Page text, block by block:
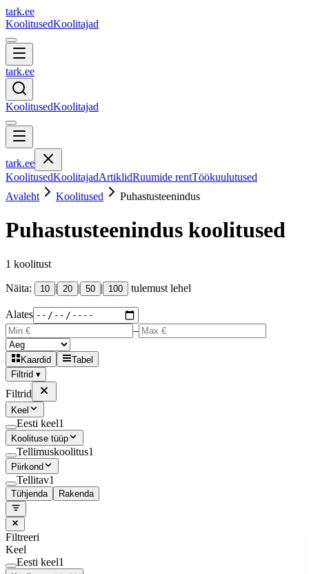
tark.ee
KoolitusedKoolitajad
tark.ee
KoolitusedKoolitajad
tark.ee
KoolitusedKoolitajadArtiklidRuumide rentTöökuulutused
Avaleht
Koolitused Puhastusteenindus
Puhastusteenindus koolitused
1 koolitust
Näita: 10 | 20 | 50 | 100 tulemust lehel
Alates
–
Kaardid
Tabel
Filtrid ▾
Filtrid
Keel
Eesti keel1
Koolituse tüüp
Tellimuskoolitus1
Piirkond
Tellitav1
Tühjenda Rakenda
Filtreeri
Keel
Eesti keel1